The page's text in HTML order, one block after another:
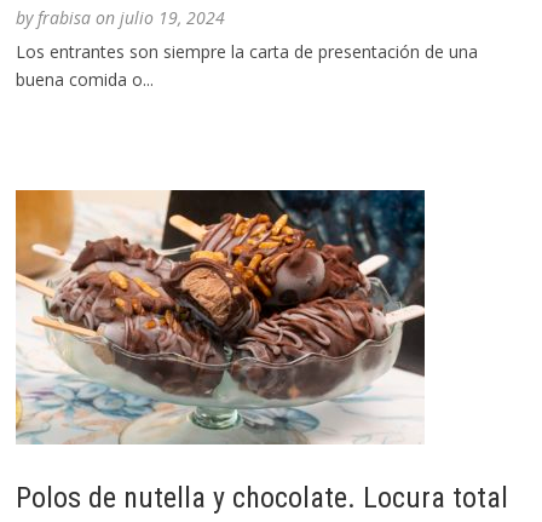
byfrabisa onjulio 19, 2024
Los entrantes son siempre la carta de presentación de una
buena comida o...
Polos de nutella y chocolate. Locura total